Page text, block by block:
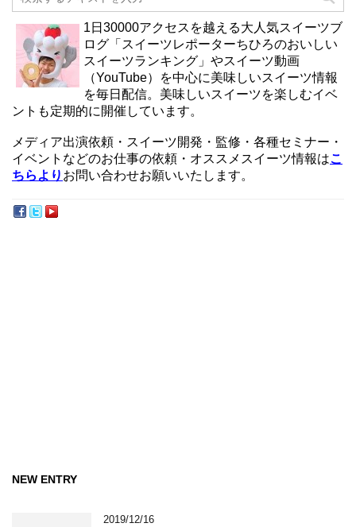
1日30000アクセスを越える大人気スイーツブ
ログ「スイーツレポーターちひろのおいしい
スイーツランキング」やスイーツ動画
（YouTube）を中心に美味しいスイーツ情報
を毎日配信。美味しいスイーツを楽しむイベ
ントも定期的に開催しています。
メディア出演依頼・スイーツ開発・監修・各種セミナー・
イベントなどのお仕事の依頼・オススメスイーツ情報はこ
ちらより お問い合わせお願いいたします。
NEW ENTRY
2019/12/16